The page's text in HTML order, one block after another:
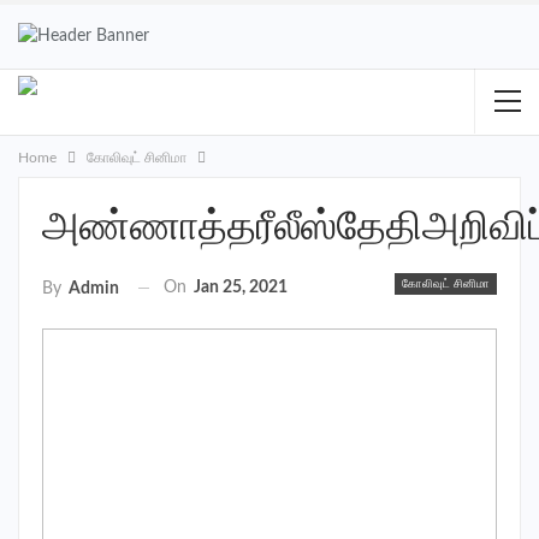
Home கோலிவுட் சினிமா
கோலிவுட் சினிமா
By Admin On Jan 25, 2021